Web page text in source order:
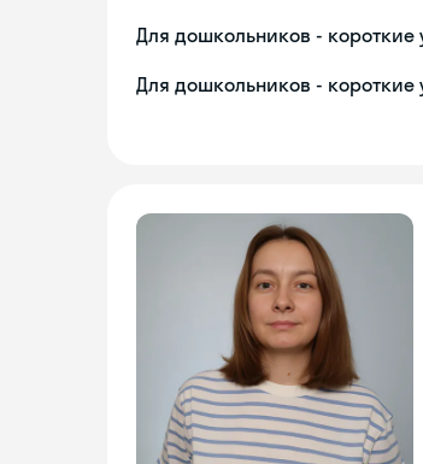
Для дошкольников - короткие
Для дошкольников - короткие